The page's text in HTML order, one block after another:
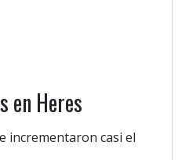
en Heres
incrementaron casi el